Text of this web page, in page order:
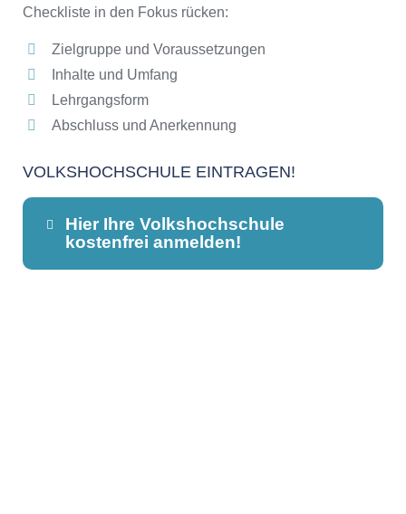
Checkliste in den Fokus rücken:
Zielgruppe und Voraussetzungen
Inhalte und Umfang
Lehrgangsform
Abschluss und Anerkennung
VOLKSHOCHSCHULE EINTRAGEN!
Hier Ihre Volkshochschule
kostenfrei anmelden!